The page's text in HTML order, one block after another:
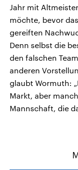
Jahr mit
möchte, bevor
gereiften
Denn selbst die
den falschen
anderen
glaubt Wormuth:
Markt, aber
Mannschaft, die